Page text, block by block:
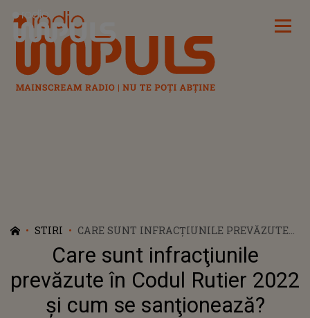
Radio Impuls
STIRI
CARE SUNT INFRACŢIUNILE PREVĂZUTE
ÎN CODUL RUTIER 2022 ŞI CUM SE
SANŢIONEAZĂ?
Care sunt infracţiunile
prevăzute în Codul Rutier 2022
şi cum se sanţionează?